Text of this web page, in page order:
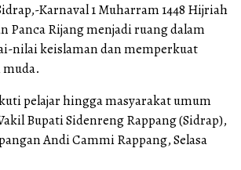
Karnaval 1 Muharram 1448 Hijriah
Panca Rijang menjadi ruang dalam
nilai keislaman dan memperkuat
pelajar hingga masyarakat umum
Bupati Sidenreng Rappang (Sidrap),
Andi Cammi Rappang, Selasa